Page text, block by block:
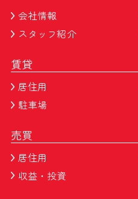
会社情報
スタッフ紹介
賃貸
居住用
駐車場
売買
居住用
収益・投資